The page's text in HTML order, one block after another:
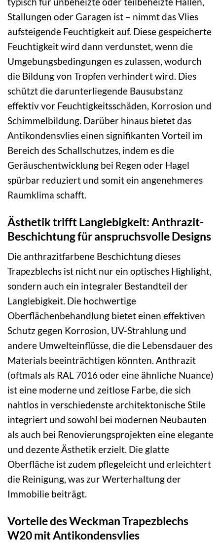
Stallungen oder Garagen ist – nimmt das Vlies
aufsteigende Feuchtigkeit auf. Diese gespeicherte
Feuchtigkeit wird dann verdunstet, wenn die
Umgebungsbedingungen es zulassen, wodurch
die Bildung von Tropfen verhindert wird. Dies
schützt die darunterliegende Bausubstanz
effektiv vor Feuchtigkeitsschäden, Korrosion und
Schimmelbildung. Darüber hinaus bietet das
Antikondensvlies einen signifikanten Vorteil im
Bereich des Schallschutzes, indem es die
Geräuschentwicklung bei Regen oder Hagel
spürbar reduziert und somit ein angenehmeres
Raumklima schafft.
Ästhetik trifft Langlebigkeit: Anthrazit-
Beschichtung für anspruchsvolle Designs
Die anthrazitfarbene Beschichtung dieses
Trapezblechs ist nicht nur ein optisches Highlight,
sondern auch ein integraler Bestandteil der
Langlebigkeit. Die hochwertige
Oberflächenbehandlung bietet einen effektiven
Schutz gegen Korrosion, UV-Strahlung und
andere Umwelteinflüsse, die die Lebensdauer des
Materials beeinträchtigen könnten. Anthrazit
(oftmals als RAL 7016 oder eine ähnliche Nuance)
ist eine moderne und zeitlose Farbe, die sich
nahtlos in verschiedenste architektonische Stile
integriert und sowohl bei modernen Neubauten
als auch bei Renovierungsprojekten eine elegante
und dezente Ästhetik erzielt. Die glatte
Oberfläche ist zudem pflegeleicht und erleichtert
die Reinigung, was zur Werterhaltung der
Immobilie beiträgt.
Vorteile des Weckman Trapezblechs
W20 mit Antikondensvlies